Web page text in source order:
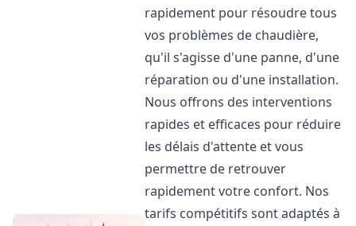
rapidement pour résoudre tous
vos problèmes de chaudière,
qu'il s'agisse d'une panne, d'une
réparation ou d'une installation.
Nous offrons des interventions
rapides et efficaces pour réduire
les délais d'attente et vous
permettre de retrouver
rapidement votre confort. Nos
tarifs compétitifs sont adaptés à